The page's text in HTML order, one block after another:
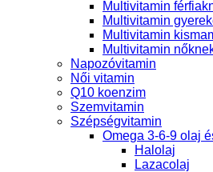
Multivitamin
Multivitamin
Multivitamin
Multivitamin
Napozóvitamin
Női vitamin
Q10 koenzim
Szemvitamin
Szépségvitamin
Omega 3-6-9 olaj
Halolaj
Lazacolaj